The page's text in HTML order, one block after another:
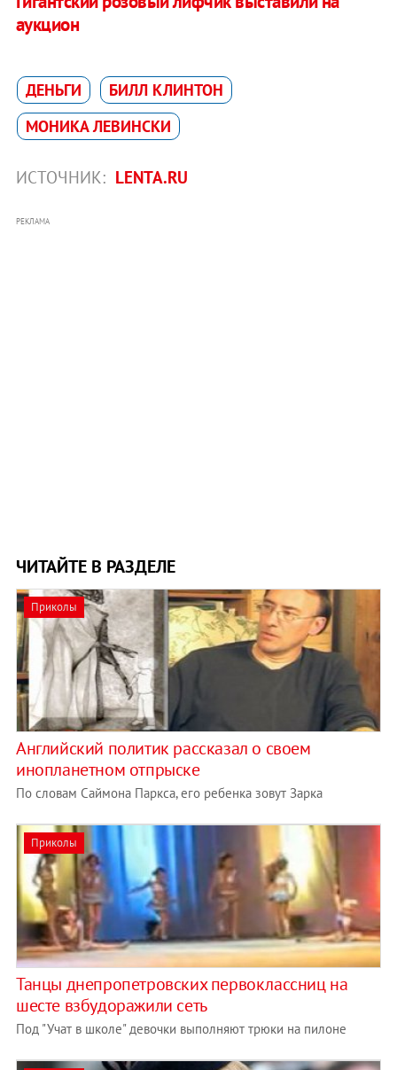
аукцион
ДЕНЬГИ
БИЛЛ КЛИНТОН
МОНИКА ЛЕВИНСКИ
ИСТОЧНИК: LENTA.RU
РЕКЛАМА
ЧИТАЙТЕ В РАЗДЕЛЕ
Приколы
Английский политик рассказал о своем
инопланетном отпрыске
По словам Саймона Паркса, его ребенка зовут Зарка
Приколы
Танцы днепропетровских первоклассниц на
шесте взбудоражили сеть
Под "Учат в школе" девочки выполняют трюки на пилоне